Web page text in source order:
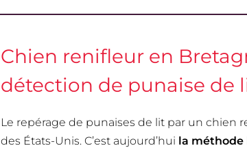
Chien renifleur en
détection de punaise de
Le repérage de punaises de lit par un
des États-Unis. C’est aujourd’hui la méthode